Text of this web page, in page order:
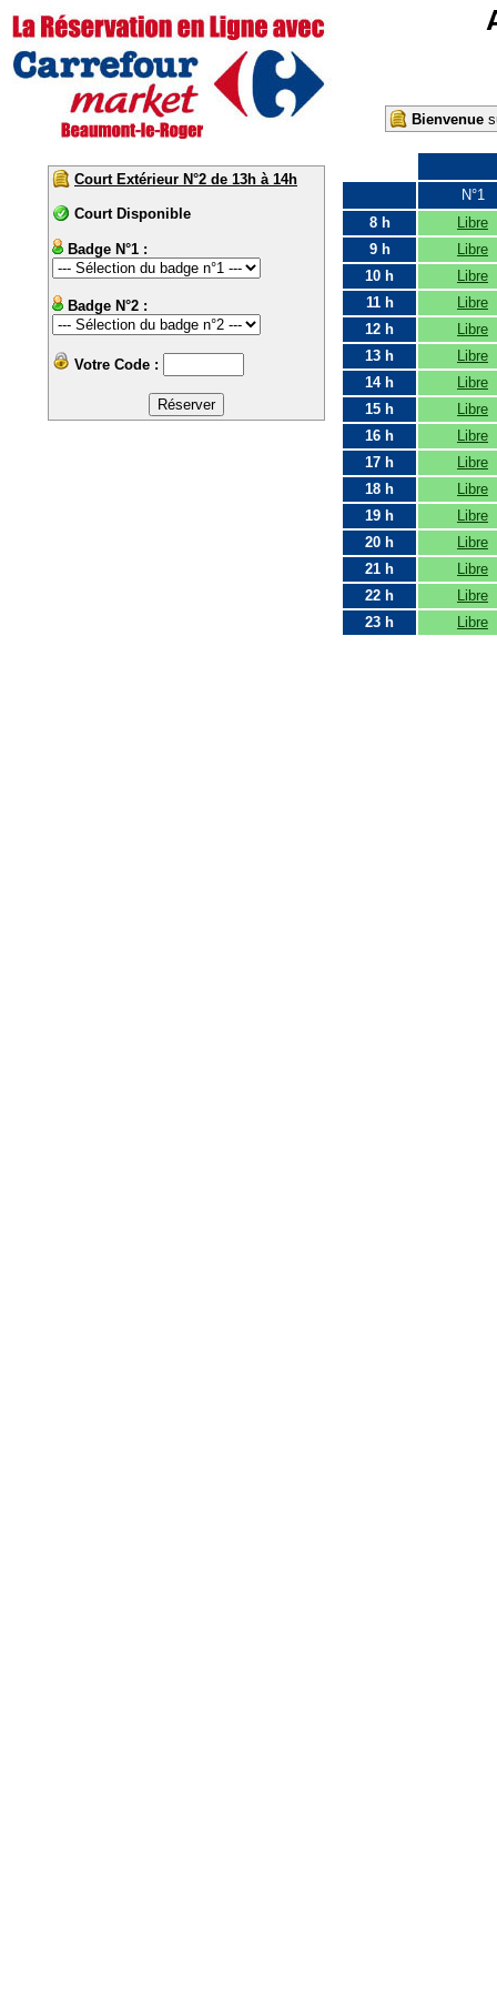
Bienvenue
Court Extérieur N°2 de 13h à 14h
Court Disponible
Badge N°1 :
Badge N°2 :
Votre Code :
N°1
8 h
Libre
9 h
Libre
10 h
Libre
11 h
Libre
12 h
Libre
13 h
Libre
14 h
Libre
15 h
Libre
16 h
Libre
17 h
Libre
18 h
Libre
19 h
Libre
20 h
Libre
21 h
Libre
22 h
Libre
23 h
Libre